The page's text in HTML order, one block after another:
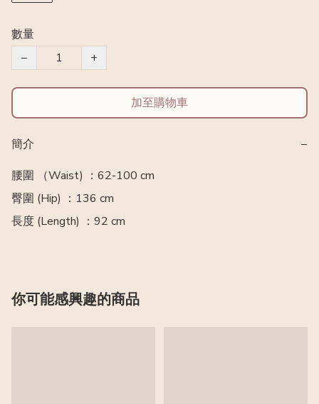
數量
−
+
加至購物車
簡介
−
腰圍 （Waist) ：62-100 cm
臀圍 (Hip) ：136 cm
長度 (Length) ：92 cm
你可能感興趣的商品